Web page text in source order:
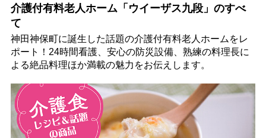
介護付有料老人ホーム「ウイーザス九段」のすべ
て
神田神保町に誕生した話題の介護付有料老人ホームをレ
ポート！24時間看護、安心の防災設備、熟練の料理長に
よる絶品料理ほか満載の魅力をお伝えします。